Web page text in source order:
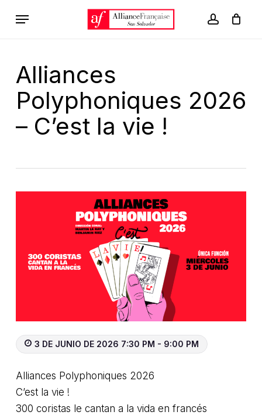
account
Menu
Carrito Close
Alliances
Polyphoniques 2026
– C’est la vie !
3 DE JUNIO DE 2026 7:30 PM - 9:00 PM
Alliances Polyphoniques 2026
C’est la vie !
300 coristas le cantan a la vida en francés